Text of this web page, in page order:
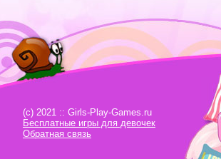
(c) 2021 :: Girls-Play-Games.ru
Бесплатные игры для девочек
Обратная связь